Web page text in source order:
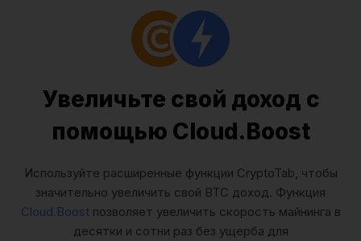
Увеличьте свой доход с
помощью Cloud.Boost
Используйте расширенные функции CryptoTab, чтобы
значительно увеличить свой BTC доход. Функция
Cloud.Boost позволяет увеличить скорость майнинга в
десятки и сотни раз без ущерба для